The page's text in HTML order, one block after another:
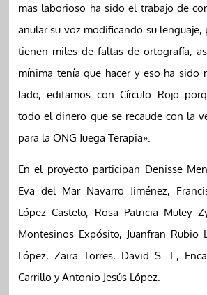
mas laborioso ha sido el trabajo de
anular su voz modificando su lenguaje,
tienen miles de faltas de ortografía,
mínima tenía que hacer y eso ha sido
lado, editamos con Círculo Rojo
todo el dinero que se recaude con la
para la ONG Juega Terapia».
En el proyecto participan Denisse
Eva del Mar Navarro Jiménez,
López Castelo, Rosa Patricia Muley
Montesinos Expósito, Juanfran Rubio
López, Zaira Torres, David S. T.,
Carrillo y Antonio Jesús López.